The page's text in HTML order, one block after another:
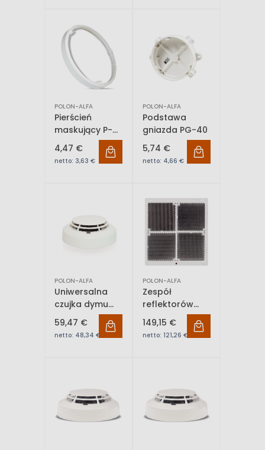
POLON-ALFA
Pierścień
maskujący P-
40
4,47 €
netto: 3,63 €
POLON-ALFA
Podstawa
gniazda PG-40
5,74 €
netto: 4,66 €
POLON-ALFA
Uniwersalna
czujka dymu
DUO-6043
59,47 €
netto: 48,34 €
POLON-ALFA
Zespół
reflektorów
4XE39-R8
149,15 €
netto: 121,26 €